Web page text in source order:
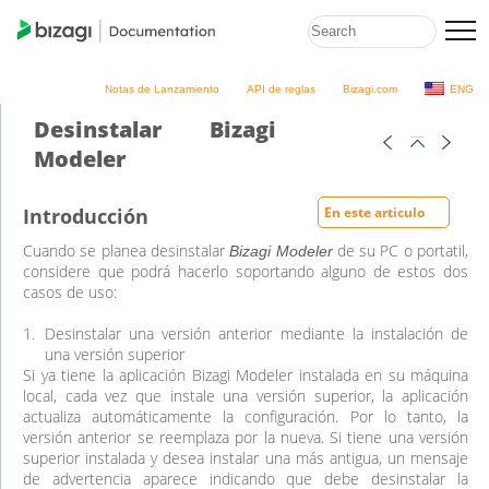
Notas de Lanzamiento API de reglas Bizagi.com ENG